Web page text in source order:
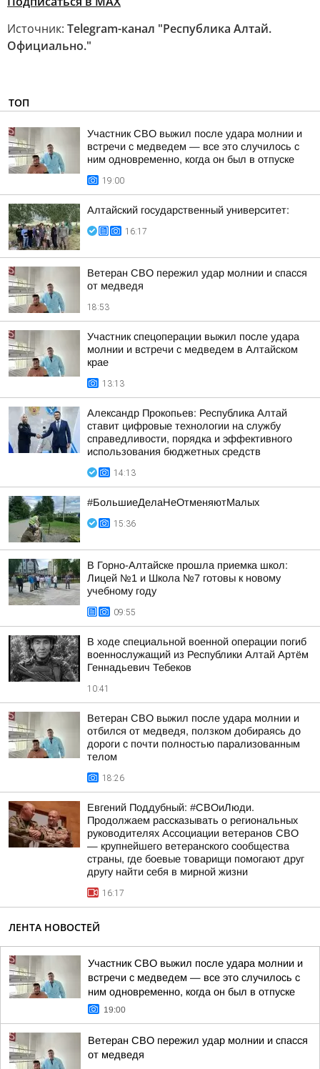
Источник: Telegram-канал "Республика Алтай.
Официально."
ТОП
Участник СВО выжил после удара молнии и
встречи с медведем — все это случилось с
ним одновременно, когда он был в отпуске
19:00
Алтайский государственный университет:
16:17
Ветеран СВО пережил удар молнии и спасся
от медведя
18:53
Участник спецоперации выжил после удара
молнии и встречи с медведем в Алтайском
крае
13:13
Александр Прокопьев: Республика Алтай
ставит цифровые технологии на службу
справедливости, порядка и эффективного
использования бюджетных средств
14:13
#БольшиеДелаНеОтменяютМалых
15:36
В Горно-Алтайске прошла приемка школ:
Лицей №1 и Школа №7 готовы к новому
учебному году
09:55
В ходе специальной военной операции погиб
военнослужащий из Республики Алтай Артём
Геннадьевич Тебеков
10:41
Ветеран СВО выжил после удара молнии и
отбился от медведя, ползком добираясь до
дороги с почти полностью парализованным
телом
18:26
Евгений Поддубный: #СВОиЛюди.
Продолжаем рассказывать о региональных
руководителях Ассоциации ветеранов СВО
— крупнейшего ветеранского сообщества
страны, где боевые товарищи помогают друг
другу найти себя в мирной жизни
16:17
ЛЕНТА НОВОСТЕЙ
Участник СВО выжил после удара молнии и
встречи с медведем — все это случилось с
ним одновременно, когда он был в отпуске
19:00
Ветеран СВО пережил удар молнии и спасся
от медведя